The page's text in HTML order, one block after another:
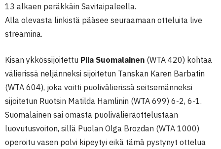
13 alkaen peräkkäin Savitaipaleella.
Alla olevasta linkistä pääsee seuraamaan otteluita live
streamina.
Kisan ykkössijoitettu Piia Suomalainen (WTA 420) kohtaa
välierissä neljänneksi sijoitetun Tanskan Karen Barbatin
(WTA 604), joka voitti puolivälierissä seitsemänneksi
sijoitetun Ruotsin Matilda Hamlinin (WTA 699) 6-2, 6-1.
Suomalainen sai omasta puolivälieräottelustaan
luovutusvoiton, sillä Puolan Olga Brozdan (WTA 1000)
operoitu vasen polvi kipeytyi eikä tämä pystynyt ottelua